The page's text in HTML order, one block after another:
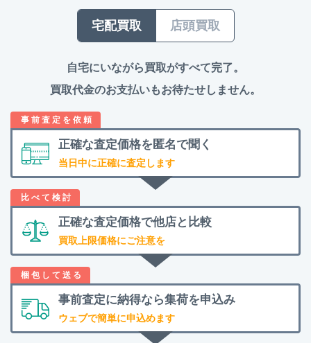
宅配買取 店頭買取
自宅にいながら買取がすべて完了。
買取代金のお支払いもお待たせしません。
正確な査定価格を 匿名で聞く
当日中に正確に査定します
正確な査定価格で他店と比較
買取上限価格にご注意を
事前査定に納得なら集荷を申込み
ウェブで簡単に申込めます